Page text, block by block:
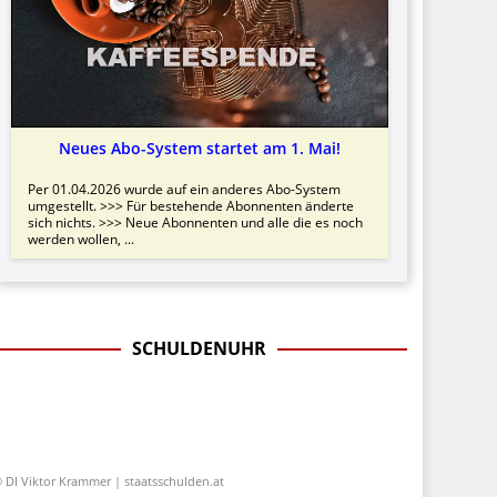
Neues Abo-System startet am 1. Mai!
Per 01.04.2026 wurde auf ein anderes Abo-System
umgestellt. >>> Für bestehende Abonnenten änderte
sich nichts. >>> Neue Abonnenten und alle die es noch
werden wollen, ...
SCHULDENUHR
DI Viktor Krammer | staatsschulden.at